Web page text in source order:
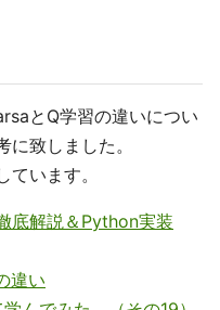
とQ学習の違いについ
致しました。
ています。
底解説＆Python実装
違い